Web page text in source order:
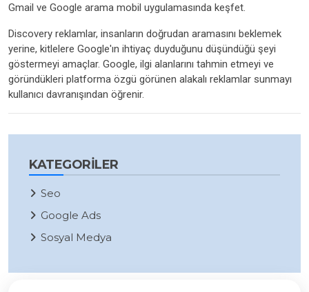
Gmail ve Google arama mobil uygulamasında keşfet.
Discovery reklamlar, insanların doğrudan aramasını beklemek
yerine, kitlelere Google'ın ihtiyaç duyduğunu düşündüğü şeyi
göstermeyi amaçlar. Google, ilgi alanlarını tahmin etmeyi ve
göründükleri platforma özgü görünen alakalı reklamlar sunmayı
kullanıcı davranışından öğrenir.
KATEGORILER
Seo
Google Ads
Sosyal Medya